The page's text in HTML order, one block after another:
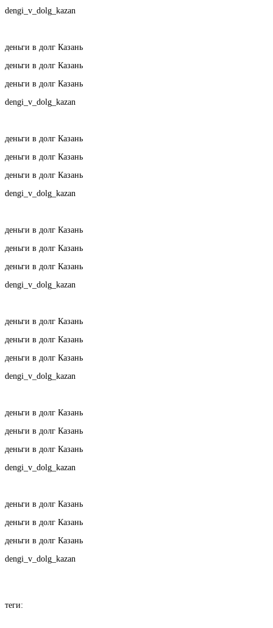
dengi_v_dolg_kazan
деньги в долг Казань
деньги в долг Казань
деньги в долг Казань
dengi_v_dolg_kazan
деньги в долг Казань
деньги в долг Казань
деньги в долг Казань
dengi_v_dolg_kazan
деньги в долг Казань
деньги в долг Казань
деньги в долг Казань
dengi_v_dolg_kazan
деньги в долг Казань
деньги в долг Казань
деньги в долг Казань
dengi_v_dolg_kazan
деньги в долг Казань
деньги в долг Казань
деньги в долг Казань
dengi_v_dolg_kazan
деньги в долг Казань
деньги в долг Казань
деньги в долг Казань
dengi_v_dolg_kazan
теги: